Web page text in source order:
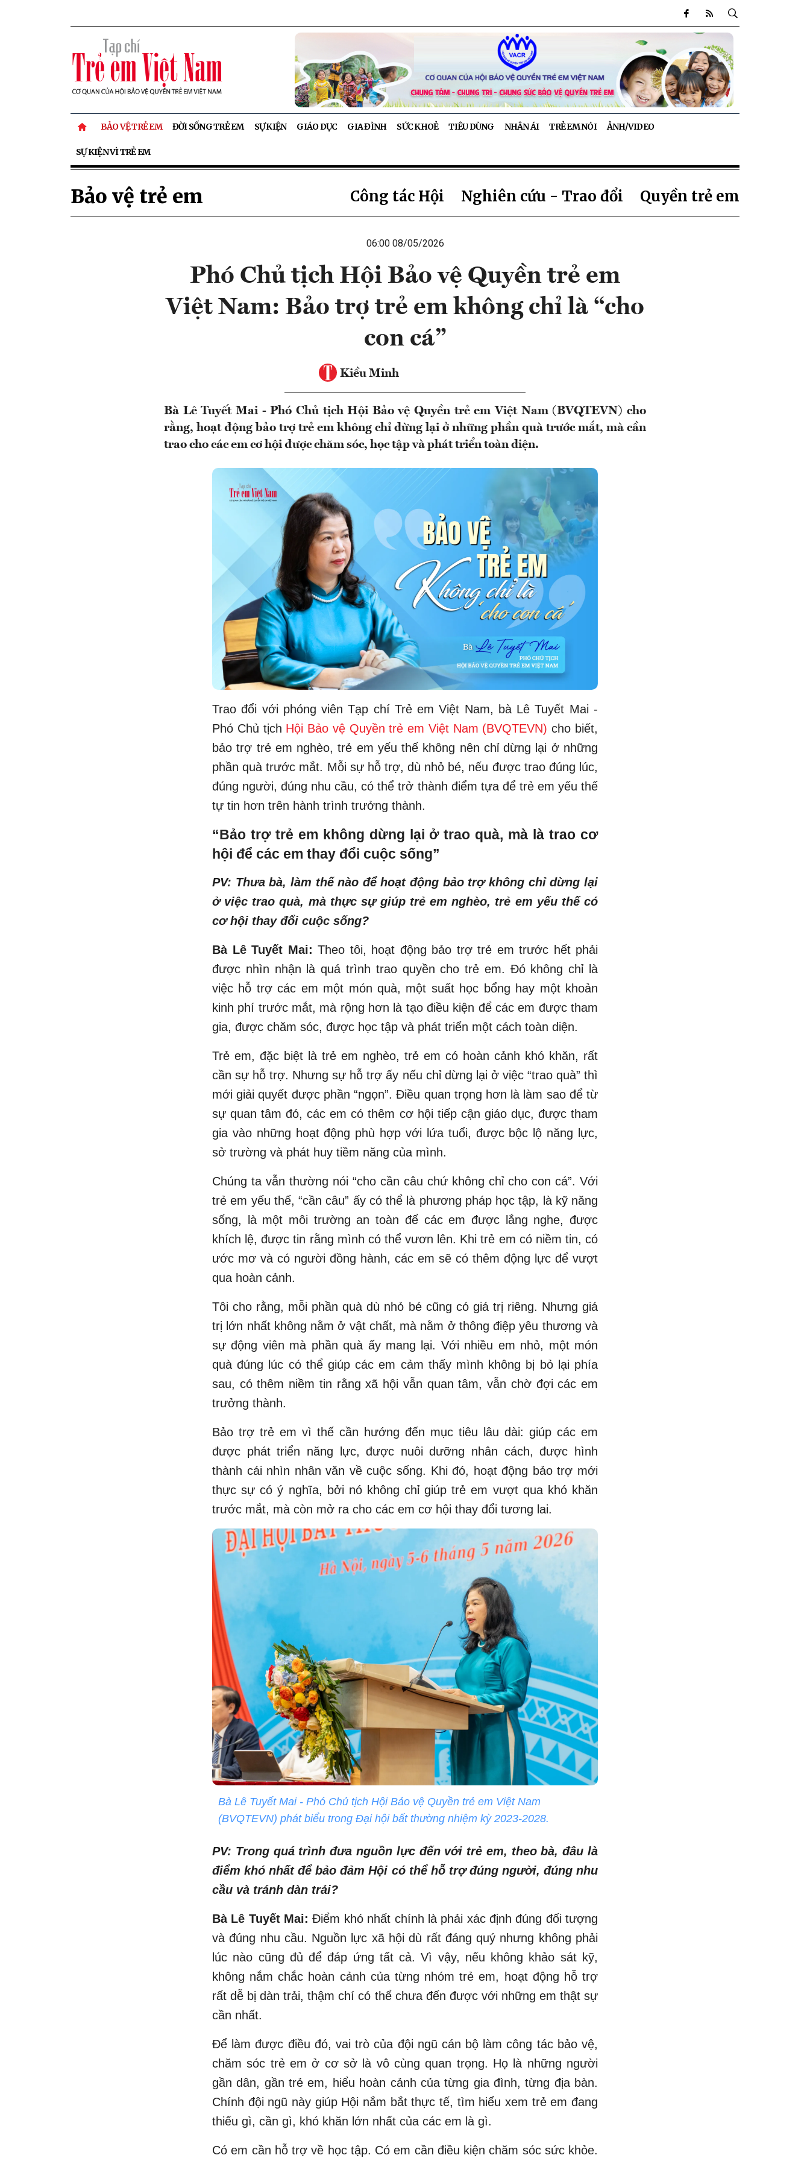
BẢO VỆ TRẺ EM ĐỜI SỐNG TRẺ EM SỰ KIỆN GIÁO DỤC GIA ĐÌNH SỨC KHOẺ TIÊU DÙNG NHÂN ÁI TRẺ EM NÓI ẢNH/VIDEO
SỰ KIỆN VÌ TRẺ EM
Bảo vệ trẻ em Công tác Hội Nghiên cứu - Trao đổi Quyền trẻ em
06:00 08/05/2026
Phó Chủ tịch Hội Bảo vệ Quyền trẻ em
Việt Nam: Bảo trợ trẻ em không chỉ là “cho
con cá”
Kiều Minh
Bà Lê Tuyết Mai - Phó Chủ tịch Hội Bảo vệ Quyền trẻ em Việt Nam (BVQTEVN) cho
rằng, hoạt động bảo trợ trẻ em không chỉ dừng lại ở những phần quà trước mắt, mà cần
trao cho các em cơ hội được chăm sóc, học tập và phát triển toàn diện.
Trao đổi với phóng viên Tạp chí Trẻ em Việt Nam, bà Lê Tuyết Mai -
Phó Chủ tịch Hội Bảo vệ Quyền trẻ em Việt Nam (BVQTEVN) cho biết,
bảo trợ trẻ em nghèo, trẻ em yếu thế không nên chỉ dừng lại ở những
phần quà trước mắt. Mỗi sự hỗ trợ, dù nhỏ bé, nếu được trao đúng lúc,
đúng người, đúng nhu cầu, có thể trở thành điểm tựa để trẻ em yếu thế
tự tin hơn trên hành trình trưởng thành.
“Bảo trợ trẻ em không dừng lại ở trao quà, mà là trao cơ
hội để các em thay đổi cuộc sống”
PV: Thưa bà, làm thế nào để hoạt động bảo trợ không chỉ dừng lại
ở việc trao quà, mà thực sự giúp trẻ em nghèo, trẻ em yếu thế có
cơ hội thay đổi cuộc sống?
Bà Lê Tuyết Mai: Theo tôi, hoạt động bảo trợ trẻ em trước hết phải
được nhìn nhận là quá trình trao quyền cho trẻ em. Đó không chỉ là
việc hỗ trợ các em một món quà, một suất học bổng hay một khoản
kinh phí trước mắt, mà rộng hơn là tạo điều kiện để các em được tham
gia, được chăm sóc, được học tập và phát triển một cách toàn diện.
Trẻ em, đặc biệt là trẻ em nghèo, trẻ em có hoàn cảnh khó khăn, rất
cần sự hỗ trợ. Nhưng sự hỗ trợ ấy nếu chỉ dừng lại ở việc “trao quà” thì
mới giải quyết được phần “ngọn”. Điều quan trọng hơn là làm sao để từ
sự quan tâm đó, các em có thêm cơ hội tiếp cận giáo dục, được tham
gia vào những hoạt động phù hợp với lứa tuổi, được bộc lộ năng lực,
sở trường và phát huy tiềm năng của mình.
Chúng ta vẫn thường nói “cho cần câu chứ không chỉ cho con cá”. Với
trẻ em yếu thế, “cần câu” ấy có thể là phương pháp học tập, là kỹ năng
sống, là một môi trường an toàn để các em được lắng nghe, được
khích lệ, được tin rằng mình có thể vươn lên. Khi trẻ em có niềm tin, có
ước mơ và có người đồng hành, các em sẽ có thêm động lực để vượt
qua hoàn cảnh.
Tôi cho rằng, mỗi phần quà dù nhỏ bé cũng có giá trị riêng. Nhưng giá
trị lớn nhất không nằm ở vật chất, mà nằm ở thông điệp yêu thương và
sự động viên mà phần quà ấy mang lại. Với nhiều em nhỏ, một món
quà đúng lúc có thể giúp các em cảm thấy mình không bị bỏ lại phía
sau, có thêm niềm tin rằng xã hội vẫn quan tâm, vẫn chờ đợi các em
trưởng thành.
Bảo trợ trẻ em vì thế cần hướng đến mục tiêu lâu dài: giúp các em
được phát triển năng lực, được nuôi dưỡng nhân cách, được hình
thành cái nhìn nhân văn về cuộc sống. Khi đó, hoạt động bảo trợ mới
thực sự có ý nghĩa, bởi nó không chỉ giúp trẻ em vượt qua khó khăn
trước mắt, mà còn mở ra cho các em cơ hội thay đổi tương lai.
Bà Lê Tuyết Mai - Phó Chủ tịch Hội Bảo vệ Quyền trẻ em Việt Nam
(BVQTEVN) phát biểu trong Đại hội bất thường nhiệm kỳ 2023-2028.
PV: Trong quá trình đưa nguồn lực đến với trẻ em, theo bà, đâu là
điểm khó nhất để bảo đảm Hội có thể hỗ trợ đúng người, đúng nhu
cầu và tránh dàn trải?
Bà Lê Tuyết Mai: Điểm khó nhất chính là phải xác định đúng đối tượng
và đúng nhu cầu. Nguồn lực xã hội dù rất đáng quý nhưng không phải
lúc nào cũng đủ để đáp ứng tất cả. Vì vậy, nếu không khảo sát kỹ,
không nắm chắc hoàn cảnh của từng nhóm trẻ em, hoạt động hỗ trợ
rất dễ bị dàn trải, thậm chí có thể chưa đến được với những em thật sự
cần nhất.
Để làm được điều đó, vai trò của đội ngũ cán bộ làm công tác bảo vệ,
chăm sóc trẻ em ở cơ sở là vô cùng quan trọng. Họ là những người
gần dân, gần trẻ em, hiểu hoàn cảnh của từng gia đình, từng địa bàn.
Chính đội ngũ này giúp Hội nắm bắt thực tế, tìm hiểu xem trẻ em đang
thiếu gì, cần gì, khó khăn lớn nhất của các em là gì.
Có em cần hỗ trợ về học tập. Có em cần điều kiện chăm sóc sức khỏe.